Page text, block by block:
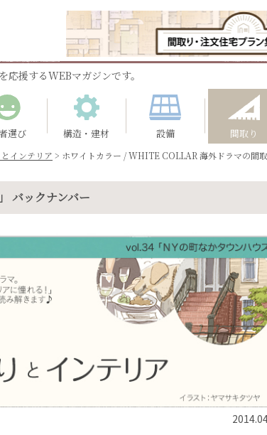
援するWEBマガジンです。
選び 構造・建材 設備 間取り
インテリア > ホワイトカラー / WHITE COLLAR 海外ドラマの間
バックナンバー